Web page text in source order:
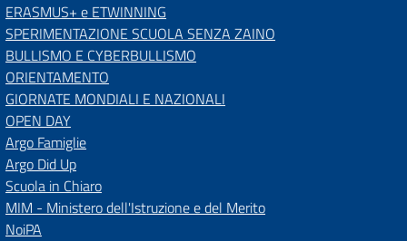
ERASMUS+ e ETWINNING
SPERIMENTAZIONE SCUOLA SENZA ZAINO
BULLISMO E CYBERBULLISMO
ORIENTAMENTO
GIORNATE MONDIALI E NAZIONALI
OPEN DAY
Argo Famiglie
Argo Did Up
Scuola in Chiaro
MIM - Ministero dell'Istruzione e del Merito
NoiPA